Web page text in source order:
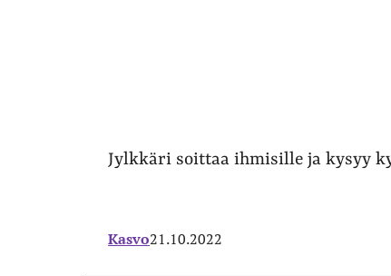
Jylkkäri soittaa ihmisille ja kysyy
Kasvo21.10.2022